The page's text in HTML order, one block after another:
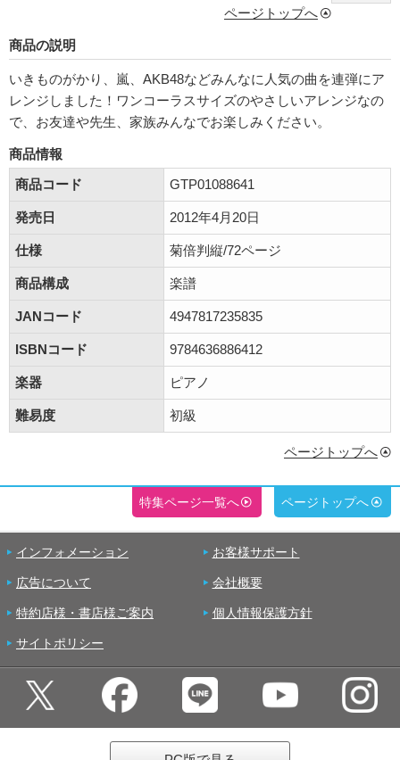
ページトップへ
商品の説明
いきものがかり、嵐、AKB48などみんなに人気の曲を連弾にア
レンジしました！ワンコーラスサイズのやさしいアレンジなの
で、お友達や先生、家族みんなでお楽しみください。
商品情報
商品コード
GTP01088641
発売日 2012年4月20日
仕様 菊倍判縦/72ページ
商品構成 楽譜
JANコード 4947817235835
ISBNコード 9784636886412
楽器 ピアノ
難易度 初級
ページトップへ
特集ページ一覧へ ページトップへ
インフォメーション お客様サポート
広告について 会社概要
特約店様・書店様ご案内 個人情報保護方針
サイトポリシー